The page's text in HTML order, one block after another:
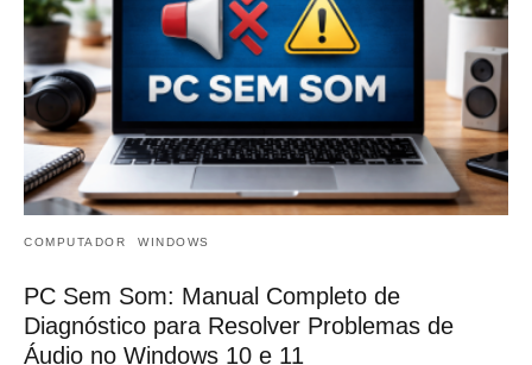
COMPUTADOR WINDOWS
PC Sem Som: Manual Completo de
Diagnóstico para Resolver Problemas de
Áudio no Windows 10 e 11